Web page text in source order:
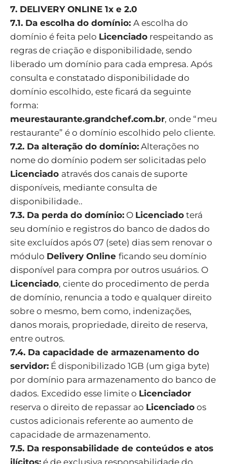
7. DELIVERY ONLINE 1x e 2.0
7.1. Da escolha do domínio: A escolha do
domínio é feita pelo Licenciado respeitando as
regras de criação e disponibilidade, sendo
liberado um domínio para cada empresa. Após
consulta e constatado disponibilidade do
domínio escolhido, este ficará da seguinte
forma:
meurestaurante.grandchef.com.br, onde “meu
restaurante” é o domínio escolhido pelo cliente.
7.2. Da alteração do domínio: Alterações no
nome do domínio podem ser solicitadas pelo
Licenciado através dos canais de suporte
disponíveis, mediante consulta de
disponibilidade..
7.3. Da perda do domínio: O Licenciado terá
seu domínio e registros do banco de dados do
site excluídos após 07 (sete) dias sem renovar o
módulo Delivery Online ficando seu domínio
disponível para compra por outros usuários. O
Licenciado, ciente do procedimento de perda
de domínio, renuncia a todo e qualquer direito
sobre o mesmo, bem como, indenizações,
danos morais, propriedade, direito de reserva,
entre outros.
7.4. Da capacidade de armazenamento do
servidor: É disponibilizado 1GB (um giga byte)
por domínio para armazenamento do banco de
dados. Excedido esse limite o Licenciador
reserva o direito de repassar ao Licenciado os
custos adicionais referente ao aumento de
capacidade de armazenamento.
7.5. Da responsabilidade de conteúdos e atos
ilícitos: é de exclusiva responsabilidade do